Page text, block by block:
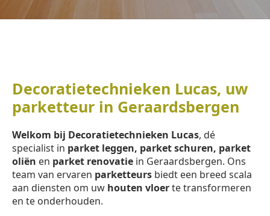
Decoratietechnieken Lucas, uw
parketteur in Geraardsbergen
Welkom bij Decoratietechnieken Lucas, dé
specialist in parket leggen, parket schuren, parket
oliën en parket renovatie in Geraardsbergen. Ons
team van ervaren parketteurs biedt een breed scala
aan diensten om uw houten vloerte transformeren
en te onderhouden.